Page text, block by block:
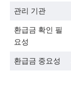
관리 기관
환급금 확인 필
요성
환급금 중요성